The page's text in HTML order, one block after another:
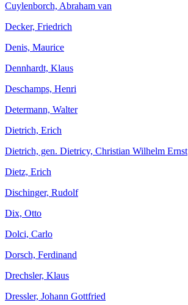
Cuylenborch, Abraham van
Decker, Friedrich
Denis, Maurice
Dennhardt, Klaus
Deschamps, Henri
Determann, Walter
Dietrich, Erich
Dietrich, gen. Dietricy, Christian Wilhelm Ernst
Dietz, Erich
Dischinger, Rudolf
Dix, Otto
Dolci, Carlo
Dorsch, Ferdinand
Drechsler, Klaus
Dressler, Johann Gottfried